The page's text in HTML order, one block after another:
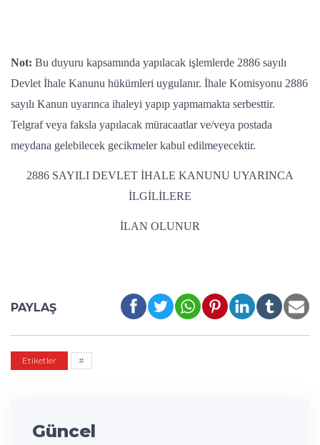
Not: Bu duyuru kapsamında yapılacak işlemlerde 2886 sayılı
Devlet İhale Kanunu hükümleri uygulanır. İhale Komisyonu 2886
sayılı Kanun uyarınca ihaleyi yapıp yapmamakta serbesttir.
Telgraf veya faksla yapılacak müracaatlar ve/veya postada
meydana gelebilecek gecikmeler kabul edilmeyecektir.
2886 SAYILI DEVLET İHALE KANUNU UYARINCA
İLGİLİLERE
İLAN OLUNUR
PAYLAŞ
Etiketler #
Güncel